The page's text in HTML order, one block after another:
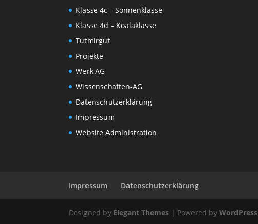
Klasse 4c – Sonnenklasse
Klasse 4d – Koalaklasse
Tutmirgut
Projekte
Werk AG
Wissenschaften-AG
Datenschutzerklärung
Impressum
Website Administration
Impressum Datenschutzerklärung
Designed by Elegant Themes | Powered byWordPress